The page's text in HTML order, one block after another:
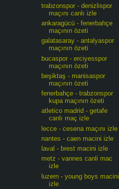
trabzonspor - denizlispor
maçını canlı izle
ankaragücü - fenerbahçe
maçının özeti
galatasaray - antalyaspor
maçının özeti
bucaspor - erciyesspor
maçının özeti
beşiktaş - manisaspor
maçının özeti
fenerbahçe - trabzonspor
kupa maçının özeti
atletico madrid - getafe
canlı maç izle
lecce - cesena maçını izle
nantes - caen macini izle
laval - brest macini izle
metz - vannes canli mac
izle
luzern - young boys macini
izle